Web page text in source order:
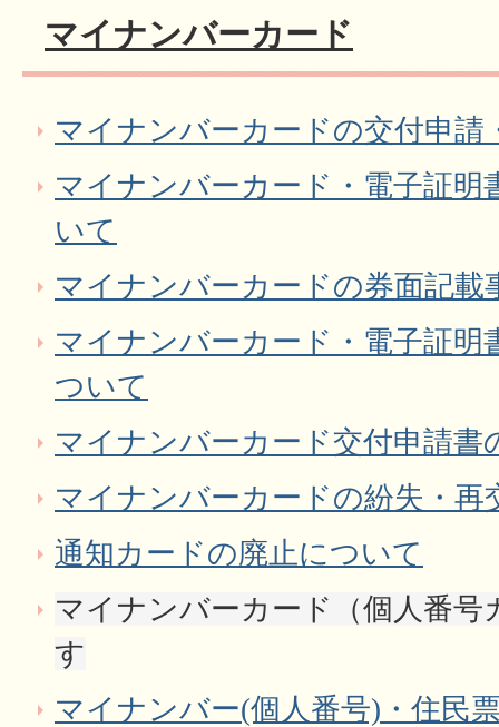
マイナンバーカード
マイナンバーカードの交付申請
マイナンバーカード・電子証明
いて
マイナンバーカードの券面記載
マイナンバーカード・電子証明
ついて
マイナンバーカード交付申請書
マイナンバーカードの紛失・再
通知カードの廃止について
マイナンバーカード（個人番号
す
マイナンバー(個人番号)・住民